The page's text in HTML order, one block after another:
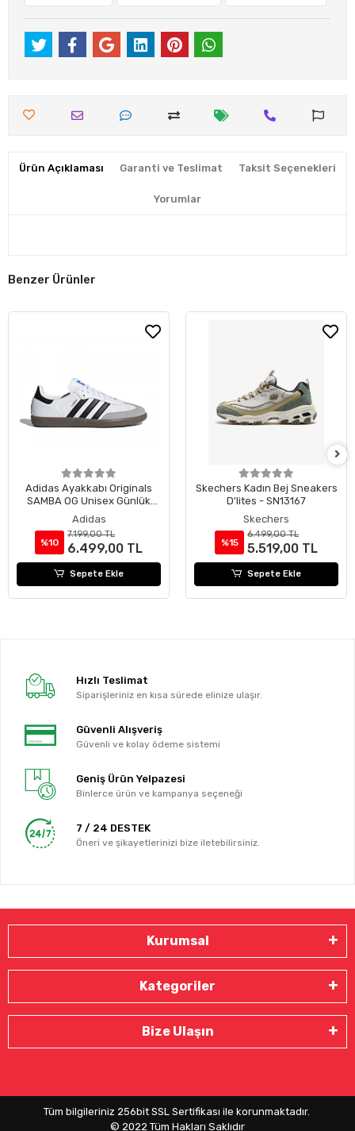
Ürün Açıklaması Garanti ve Teslimat Taksit Seçenekleri
Yorumlar
Benzer Ürünler
Adidas Ayakkabı Originals
SAMBA OG Unisex Günlük
Ayakkabı B75806
Adidas
%10
7.199,00 TL
6.499,00 TL
Sepete Ekle
Skechers Kadın Bej Sneakers
D'lites - SN13167
Skechers
%15
6.499,00 TL
5.519,00 TL
Sepete Ekle
Hızlı Teslimat
Siparişleriniz en kısa sürede elinize ulaşır.
Güvenli Alışveriş
Güvenli ve kolay ödeme sistemi
Geniş Ürün Yelpazesi
Binlerce ürün ve kampanya seçeneği
7 / 24 DESTEK
Öneri ve şikayetlerinizi bize iletebilirsiniz.
Kurumsal
Kategoriler
Bize Ulaşın
Tüm bilgileriniz 256bit SSL Sertifikası ile korunmaktadır.
© 2022 Tüm Hakları Saklıdır